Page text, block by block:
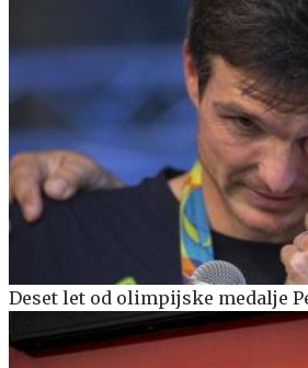
Deset let od olimpijske medalje